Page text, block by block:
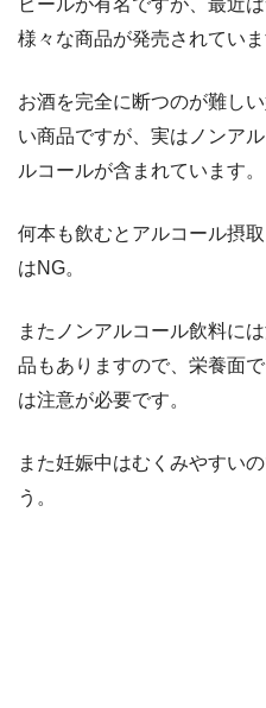
ビールが有名ですが、最近
様々な商品が発売されていま
お酒を完全に断つのが難し
い商品ですが、実はノンア
ルコールが含まれています。
何本も飲むとアルコール摂
はNG。
またノンアルコール飲料に
品もありますので、栄養面
は注意が必要です。
また妊娠中はむくみやすい
う。